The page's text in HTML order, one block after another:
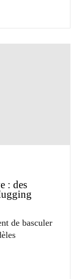
: des
de basculer